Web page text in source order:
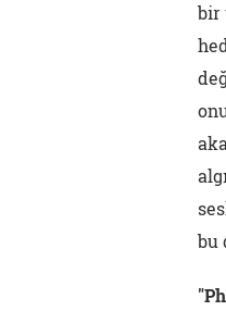
bir
bu